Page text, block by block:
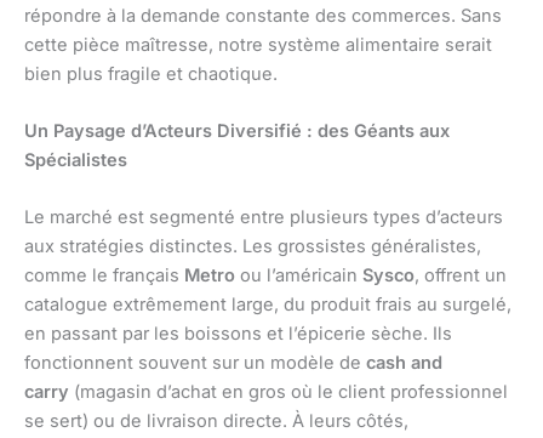
répondre à la demande constante des commerces. Sans
cette pièce maîtresse, notre système alimentaire serait
bien plus fragile et chaotique.
Un Paysage d’Acteurs Diversifié : des Géants aux
Spécialistes
Le marché est segmenté entre plusieurs types d’acteurs
aux stratégies distinctes. Les grossistes généralistes,
comme le français Metro ou l’américain Sysco, offrent un
catalogue extrêmement large, du produit frais au surgelé,
en passant par les boissons et l’épicerie sèche. Ils
fonctionnent souvent sur un modèle de cash and
carry (magasin d’achat en gros où le client professionnel
se sert) ou de livraison directe. À leurs côtés,